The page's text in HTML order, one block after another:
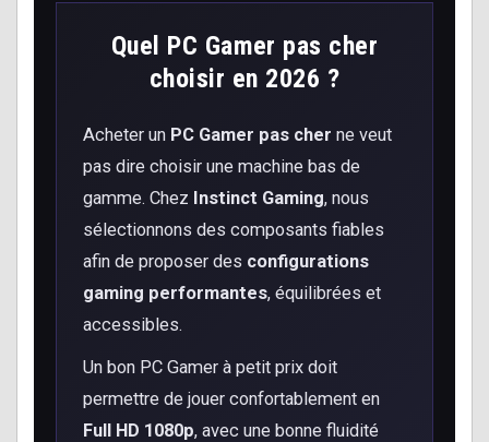
Quel PC Gamer pas cher
choisir en 2026 ?
Acheter un PC Gamer pas cher ne veut
pas dire choisir une machine bas de
gamme. Chez Instinct Gaming, nous
sélectionnons des composants fiables
afin de proposer des configurations
gaming performantes, équilibrées et
accessibles.
Un bon PC Gamer à petit prix doit
permettre de jouer confortablement en
Full HD 1080p, avec une bonne fluidité